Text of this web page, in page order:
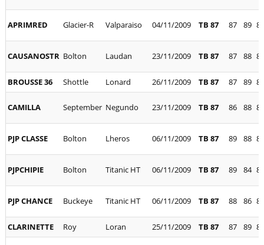
APRIMRED Glacier-R Valparaiso 04/11/2009 TB 87 87 89 88
CAUSANOSTR Bolton Laudan 23/11/2009 TB 87 87 88 88
BROUSSE 36 Shottle Lonard 26/11/2009 TB 87 87 89 85
CAMILLA September Negundo 23/11/2009 TB 87 86 88 87
PJP CLASSE Bolton Lheros 06/11/2009 TB 87 89 88 87
PJPCHIPIE Bolton Titanic HT 06/11/2009 TB 87 89 84 84
PJP CHANCE Buckeye Titanic HT 06/11/2009 TB 87 88 86 85
CLARINETTE Roy Loran 25/11/2009 TB 87 87 89 88